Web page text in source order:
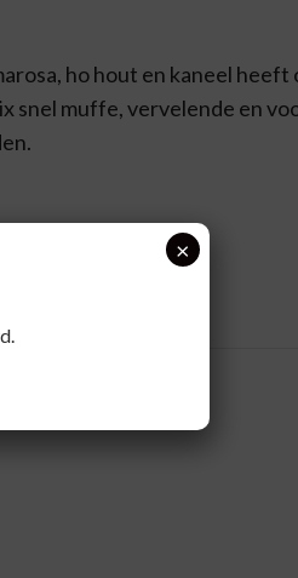
ho hout en kaneel heeft
snel muffe, vervelende en
Mentha arvensis ×